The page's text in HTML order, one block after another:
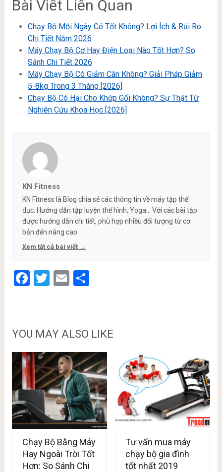
Bài Viết Liên Quan
Chạy Bộ Mỗi Ngày Có Tốt Không? Lợi Ích & Rủi Ro
Chi Tiết Năm 2026
Máy Chạy Bộ Cơ Hay Điện Loại Nào Tốt Hơn? So
Sánh Chi Tiết 2026
Máy Chạy Bộ Có Giảm Cân Không? Giải Pháp Giảm
5-8kg Trong 3 Tháng [2026]
Chạy Bộ Có Hại Cho Khớp Gối Không? Sự Thật Từ
Nghiên Cứu Khoa Học [2026]
KN Fitness
KN Fitness là Blog chia sẻ các thông tin về máy tập thể
dục. Hướng dẫn tập luyện thể hình, Yoga... Với các bài tập
được hướng dẫn chi tiết, phù hợp nhiều đối tượng từ cơ
bản đến nâng cao
Xem tất cả bài viết →
Facebook
Twitter
EmailShare
YOU MAY ALSO LIKE
Chạy Bộ Bằng Máy
Hay Ngoài Trời Tốt
Hơn: So Sánh Chi
Tư vấn mua máy
chạy bộ gia đình
tốt nhất 2019